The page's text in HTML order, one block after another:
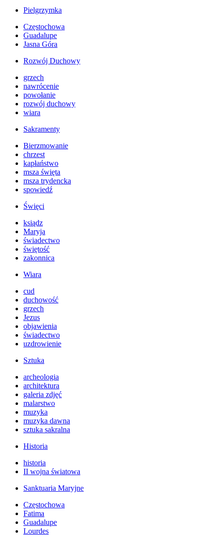
Pielgrzymka
Częstochowa
Guadalupe
Jasna Góra
Rozwój Duchowy
grzech
nawrócenie
powołanie
rozwój duchowy
wiara
Sakramenty
Bierzmowanie
chrzest
kapłaństwo
msza święta
msza trydencka
spowiedź
Święci
ksiądz
Maryja
świadectwo
świętość
zakonnica
Wiara
cud
duchowość
grzech
Jezus
objawienia
świadectwo
uzdrowienie
Sztuka
archeologia
architektura
galeria zdjęć
malarstwo
muzyka
muzyka dawna
sztuka sakralna
Historia
historia
II wojna światowa
Sanktuaria Maryjne
Częstochowa
Fatima
Guadalupe
Lourdes